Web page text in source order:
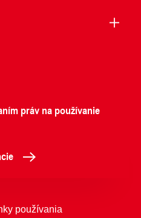
práv na používanie
používania